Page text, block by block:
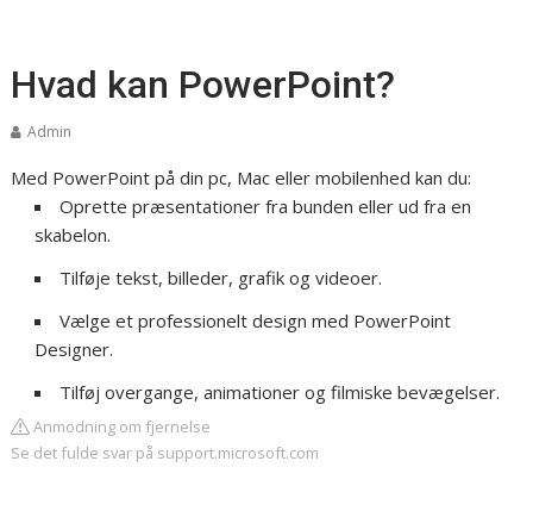
Hvad kan PowerPoint?
Admin
Med PowerPoint på din pc, Mac eller mobilenhed kan du:
Oprette præsentationer fra bunden eller ud fra en
skabelon.
Tilføje tekst, billeder, grafik og videoer.
Vælge et professionelt design med PowerPoint
Designer.
Tilføj overgange, animationer og filmiske bevægelser.
Anmodning om fjernelse
Se det fulde svar på support.microsoft.com